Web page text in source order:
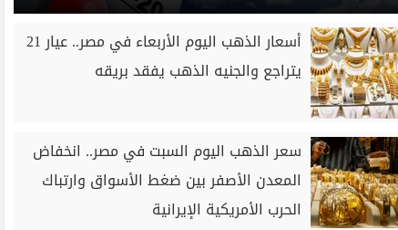
أسعار الذهب اليوم الأربعاء في مصر.. عيار 21
يتراجع والجنيه الذهب يفقد بريقه
سعر الذهب اليوم السبت في مصر.. انخفاض
المعدن الأصفر بين ضغط الأسواق وارتباك
الحرب الأمريكية الإيرانية